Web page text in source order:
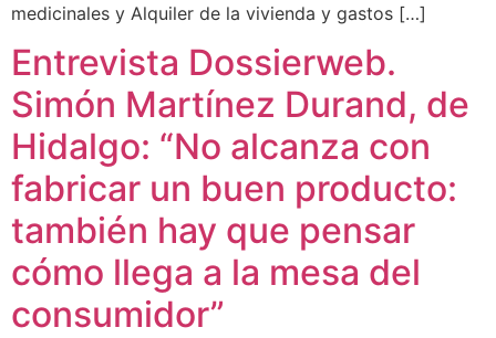
medicinales y Alquiler de la vivienda y gastos […]
Entrevista Dossierweb.
Simón Martínez Durand, de
Hidalgo: “No alcanza con
fabricar un buen producto:
también hay que pensar
cómo llega a la mesa del
consumidor”